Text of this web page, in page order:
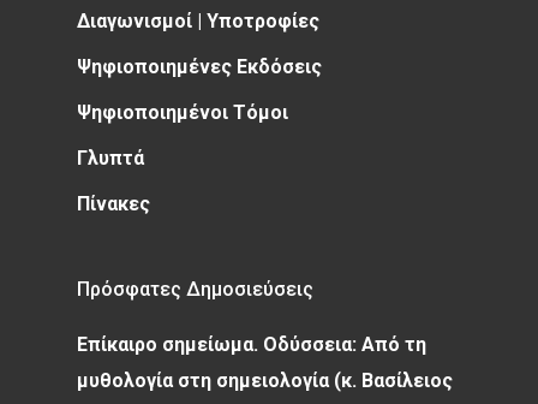
Διαγωνισμοί | Υποτροφίες
Ψηφιοποιημένες Εκδόσεις
Ψηφιοποιημένοι Τόμοι
Γλυπτά
Πίνακες
Πρόσφατες Δημοσιεύσεις
Επίκαιρο σημείωμα. Οδύσσεια: Από τη
μυθολογία στη σημειολογία (κ. Βασίλειος